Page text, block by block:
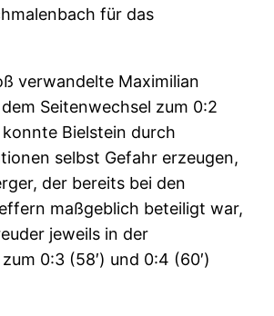
für das
verwandelte Maximilian
Seitenwechsel zum 0:2
konnte Bielstein durch
selbst Gefahr erzeugen,
der bereits bei den
maßgeblich beteiligt war,
jeweils in der
0:3 (58′) und 0:4 (60′)